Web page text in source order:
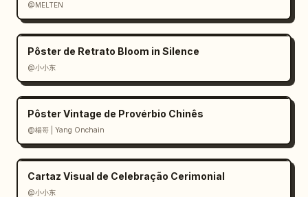
@MELTEN
Pôster de Retrato Bloom in Silence
@小小东
Pôster Vintage de Provérbio Chinês
@楊哥 | Yang Onchain
Cartaz Visual de Celebração Cerimonial
@小小东